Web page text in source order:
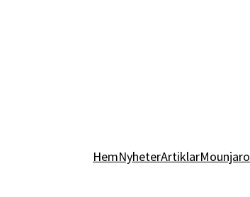
HemNyheterArtiklarMounjaro